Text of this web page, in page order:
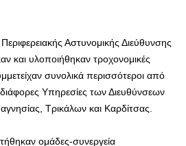
Αστυνομικής Διεύθυνσης
και υλοποιήθηκαν τροχονομικές
συνολικά περισσότεροι από
Υπηρεσίες των Διευθύνσεων
Τρικάλων και Καρδίτσας.
ομάδες-συνεργεία